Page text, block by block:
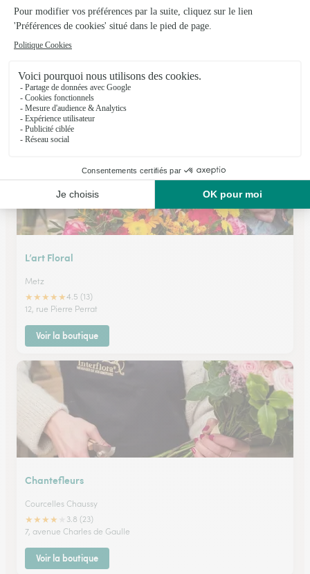
★★ ★★★4.3 (190)
2, place Raymond Mondon
Voir la boutique
L’art Floral
Metz
★★★★★4.5 (13)
12, rue Pierre Perrat
Voir la boutique
Chantefleurs
Courcelles Chaussy
★★★★
3.8 (23)
7, avenue Charles de Gaulle
Voir la boutique